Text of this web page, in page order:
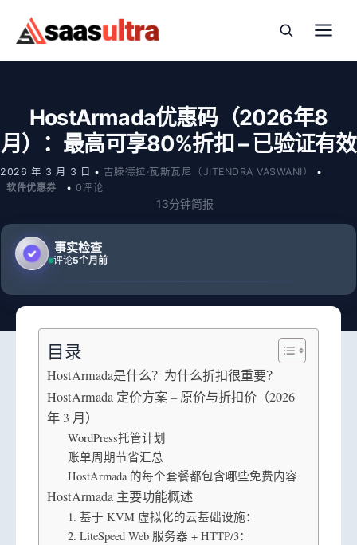
跳到内容
HostArmada优惠码（2026年8
月）：最高可享80%折扣 – 已验证有效
2026 年 3 月 3 日 • 吉滕德拉·瓦斯瓦尼（JITENDRA VASWANI）
•
软件优惠券
• 0评论
13分钟简报
事实检查
评论5个月前
目录
HostArmada是什么？为什么折扣很重要？
HostArmada 定价方案 – 原价与折扣价（2026
年 3 月）
WordPress托管计划
账单周期节省汇总
HostArmada 的每个套餐都包含哪些免费内容
HostArmada 主要功能概述
1. 基于 KVM 虚拟化的云基础设施：
2. LiteSpeed Web 服务器 + HTTP/3：